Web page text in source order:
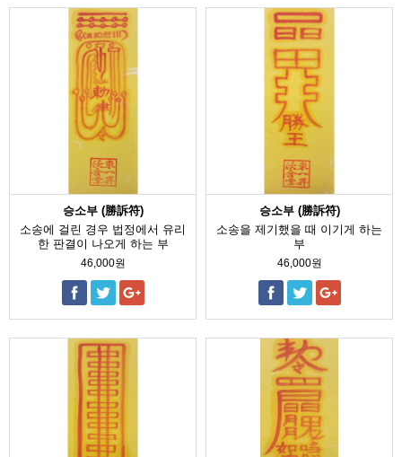
승소부 (勝訴符)
소송에 걸린 경우 법정에서 유리
한 판결이 나오게 하는 부
46,000원
승소부 (勝訴符)
소송을 제기했을 때 이기게 하는
부
46,000원